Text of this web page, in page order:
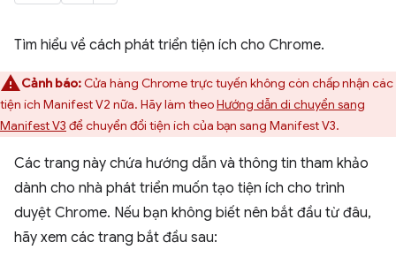
Tìm hiểu về cách phát triển tiện ích cho Chrome.
Cảnh báo:Cửa hàng Chrome trực tuyến không còn chấp nhận các
tiện ích Manifest V2 nữa. Hãy làm theoHướng dẫn di chuyển sang
Manifest V3 để chuyển đổi tiện ích của bạn sang Manifest V3.
Các trang này chứa hướng dẫn và thông tin tham khảo
dành cho nhà phát triển muốn tạo tiện ích cho trình
duyệt Chrome. Nếu bạn không biết nên bắt đầu từ đâu,
hãy xem các trang bắt đầu sau: